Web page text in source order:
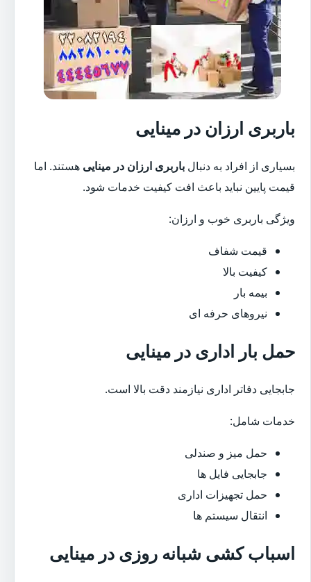
باربری ارزان در مینایی
بسیاری از افراد به دنبال باربری ارزان در مینایی هستند. اما
قیمت پایین نباید باعث افت کیفیت خدمات شود.
ویژگی باربری خوب و ارزان:
قیمت شفاف
کیفیت بالا
بیمه بار
نیروهای حرفه ای
حمل بار اداری در مینایی
جابجایی دفاتر اداری نیازمند دقت بالا است.
خدمات شامل:
حمل میز و صندلی
جابجایی فایل ها
حمل تجهیزات اداری
انتقال سیستم ها
اسباب کشی شبانه روزی در مینایی